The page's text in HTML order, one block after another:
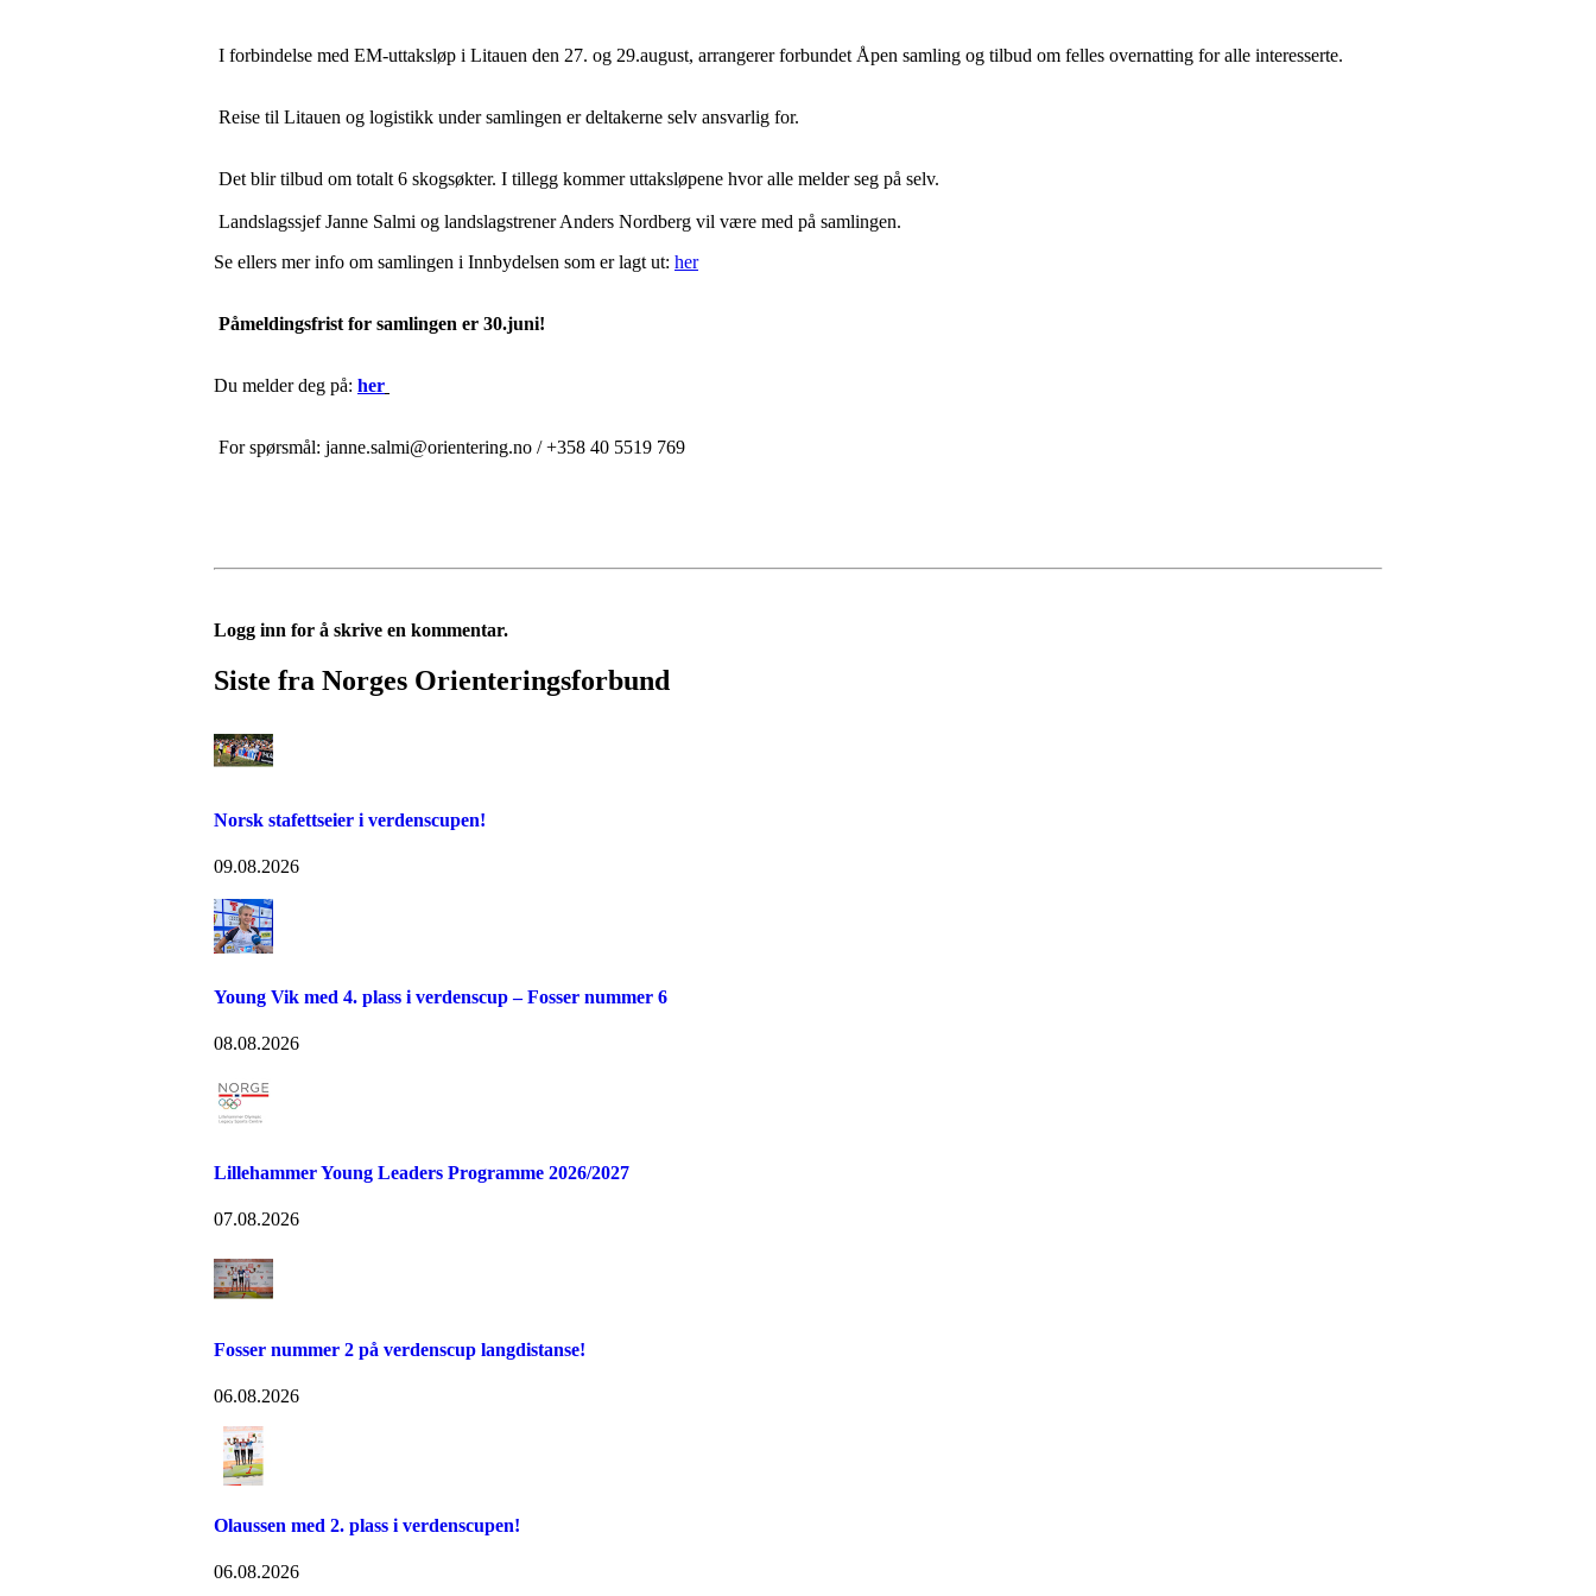
I forbindelse med EM-uttaksløp i Litauen den 27. og 29.august, arrangerer forbundet Åpen samling og tilbud om felles overnatting for alle interesserte.
Reise til Litauen og logistikk under samlingen er deltakerne selv ansvarlig for.
Det blir tilbud om totalt 6 skogsøkter. I tillegg kommer uttaksløpene hvor alle melder seg på selv.
Landslagssjef Janne Salmi og landslagstrener Anders Nordberg vil være med på samlingen.
Se ellers mer info om samlingen i Innbydelsen som er lagt ut: her
Påmeldingsfrist for samlingen er 30.juni!
Du melder deg på: her
For spørsmål: janne.salmi@orientering.no / +358 40 5519 769
Logg inn for å skrive en kommentar.
Siste fra Norges Orienteringsforbund
Norsk stafettseier i verdenscupen!
09.08.2026
Young Vik med 4. plass i verdenscup – Fosser nummer 6
08.08.2026
Lillehammer Young Leaders Programme 2026/2027
07.08.2026
Fosser nummer 2 på verdenscup langdistanse!
06.08.2026
Olaussen med 2. plass i verdenscupen!
06.08.2026